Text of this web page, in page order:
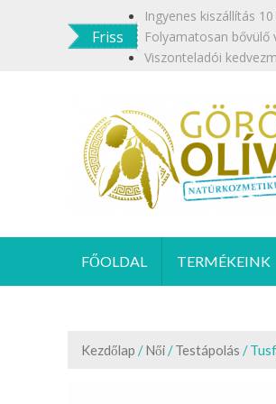
Friss
Ingyenes kiszállítás
Folyamatosan bővülő
Viszonteladói
FŐOLDAL TERMÉKEINK
Kezdőlap /Női/Testápolás /